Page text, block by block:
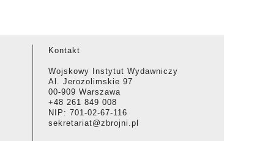
Kontakt
Wojskowy Instytut Wydawniczy
Al. Jerozolimskie 97
00-909 Warszawa
+48 261 849 008
NIP: 701-02-67-116
sekretariat@zbrojni.pl